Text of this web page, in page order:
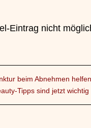
Eintrag nicht
beim Abnehmen
Tipps sind jetzt wichtig